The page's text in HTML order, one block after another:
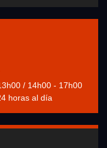
/ 14h00 - 17h00
horas al día